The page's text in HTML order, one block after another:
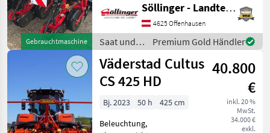
Gebrauchtmaschine
Spuranreisser,
Direktsaatausstattung,
Gummidruckrollen, hydr.
klappbar, Mais,
pneumatisch,
Reihendüngerstreuer,
Rüben
Söllinger - Landtechnik GmbH
4625 Offenhausen
Saat und
Pflege /
Väderstad
Premium Gold Händler
Väderstad Cultus
CS 425 HD
40.800
€
inkl. 20 %
MwSt.
34.000 €
exkl.
Bj. 2023 50 h
425 cm
Beleuchtung,